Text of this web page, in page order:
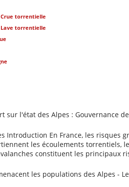
Crue torrentielle
Lave torrentielle
sur l'état des Alpes : Gouvernance
Introduction En France, les risques
les écoulements torrentiels,
constituent les principaux
les populations des Alpes -